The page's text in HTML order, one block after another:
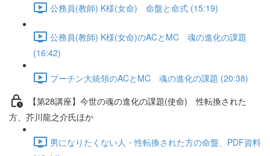
公務員(教師) K様(女命) 命盤と命式 (15:19)
公務員(教師) K様(女命)のACとMC 魂の進化の課題
(16:42)
プーチン大統領のACとMC 魂の進化の課題 (20:38)
【第28講座】今世の魂の進化の課題(使命) 性転換された
方、芥川龍之介氏ほか
男になりたくない人・性転換された方の命盤、PDF資料